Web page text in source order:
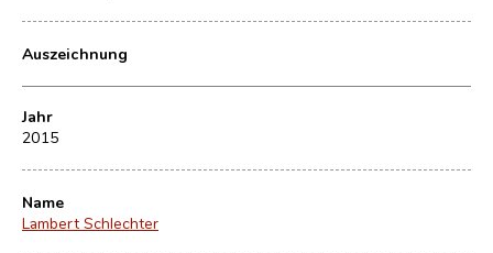
Auszeichnung
Jahr
2015
Name
Lambert Schlechter